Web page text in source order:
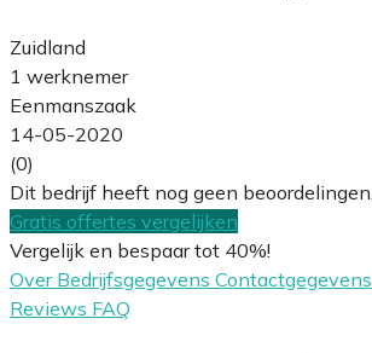
Zuidland
1 werknemer
Eenmanszaak
14-05-2020
(0)
Dit bedrijf heeft nog geen beoordelingen.
Gratis offertes vergelijken
Vergelijk en bespaar tot 40%!
Over Bedrijfsgegevens Contactgegevens
Reviews FAQ